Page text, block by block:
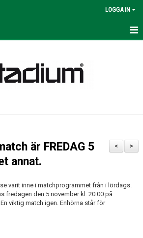
LOGGA IN
>
<
är FREDAG 5
annat.
varit inne i matchprogrammet från i lördags.
fredagen den 5 november kl. 20:00 på
viktig match igen. Enhörna står för